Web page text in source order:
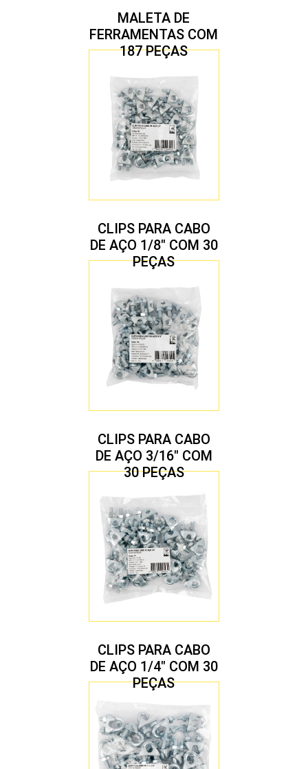
MALETA DE
FERRAMENTAS COM
187 PEÇAS
CLIPS PARA CABO
DE AÇO 1/8″ COM 30
PEÇAS
CLIPS PARA CABO
DE AÇO 3/16″ COM
30 PEÇAS
CLIPS PARA CABO
DE AÇO 1/4″ COM 30
PEÇAS